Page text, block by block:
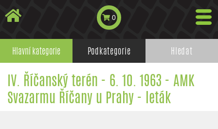
0
Hlavní kategorie Podkategorie Hledat
IV. Říčanský terén - 6. 10. 1963 - AMK
Svazarmu Říčany u Prahy - leták